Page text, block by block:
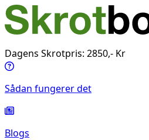
Dagens Skrotpris: 2850,- Kr
Sådan fungerer det
Blogs